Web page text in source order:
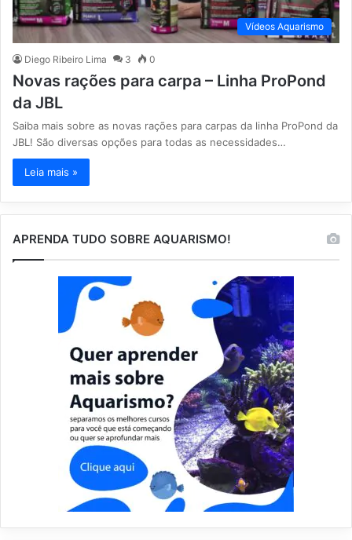
Vídeos Aquarismo
Diego Ribeiro Lima 3 0
Novas rações para carpa – Linha ProPond
da JBL
Saiba mais sobre as novas rações para carpas da linha ProPond da
JBL! São diversas opções para todas as necessidades…
Leia mais »
APRENDA TUDO SOBRE AQUARISMO!